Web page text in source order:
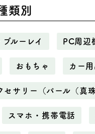
類別
ルーレイ PC周辺
おもちゃ カー
セサリー（パール（真
スマホ・携帯電話